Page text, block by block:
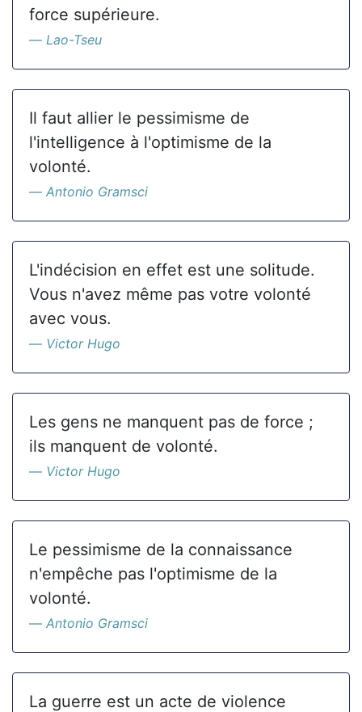
force supérieure.
Lao-Tseu
Il faut allier le pessimisme de
l'intelligence à l'optimisme de la
volonté.
Antonio Gramsci
L'indécision en effet est une solitude.
Vous n'avez même pas votre volonté
avec vous.
Victor Hugo
Les gens ne manquent pas de force ;
ils manquent de volonté.
Victor Hugo
Le pessimisme de la connaissance
n'empêche pas l'optimisme de la
volonté.
Antonio Gramsci
La guerre est un acte de violence